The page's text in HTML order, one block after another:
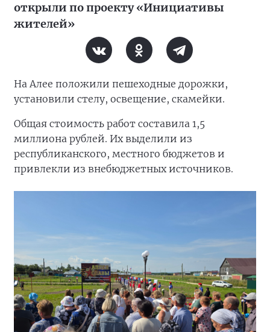
открыли по проекту «Инициативы
жителей»
На Алее положили пешеходные дорожки,
установили стелу, освещение, скамейки.
Общая стоимость работ составила 1,5
миллиона рублей. Их выделили из
республиканского, местного бюджетов и
привлекли из внебюджетных источников.